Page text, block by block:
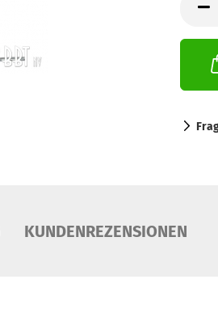
KUNDENREZENSIONEN